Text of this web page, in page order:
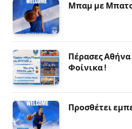
Μπαμ με
Πέρασες Αθήνα
Φοίνικα !
Προσθέτει